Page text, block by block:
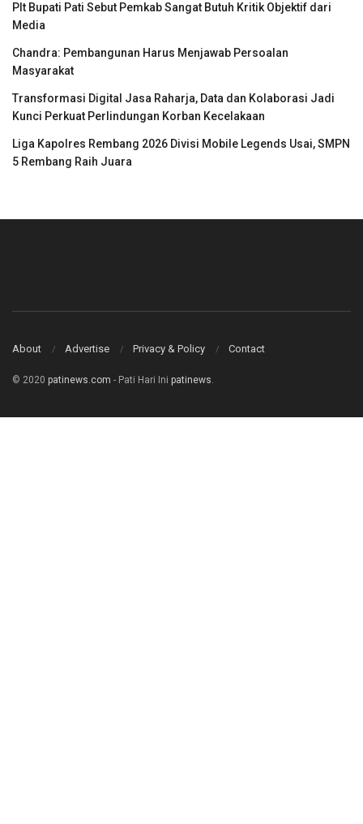
Plt Bupati Pati Sebut Pemkab Sangat Butuh Kritik Objektif dari
Media
Chandra: Pembangunan Harus Menjawab Persoalan
Masyarakat
Transformasi Digital Jasa Raharja, Data dan Kolaborasi Jadi
Kunci Perkuat Perlindungan Korban Kecelakaan
Liga Kapolres Rembang 2026 Divisi Mobile Legends Usai, SMPN
5 Rembang Raih Juara
About Advertise Privacy & Policy Contact
© 2020 patinews.com - Pati Hari Ini patinews